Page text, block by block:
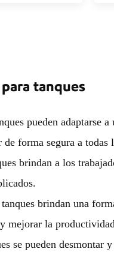
tanques
pueden
de forma segura a
brindan a los
brindan una
mejorar la
se pueden